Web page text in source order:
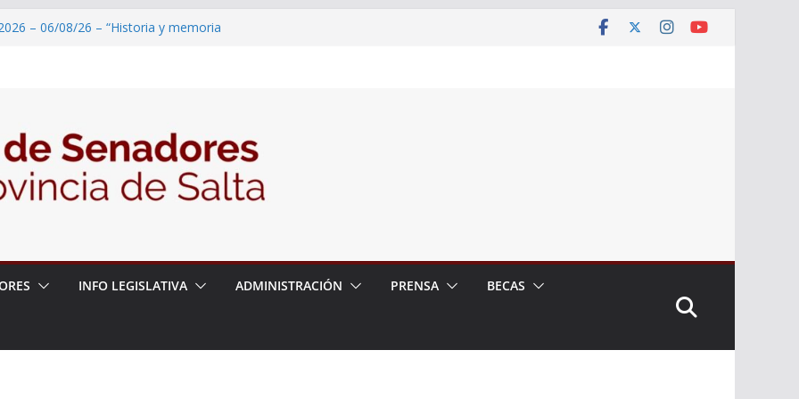
– 06/08/26 – “Historia y memoria
– 06/08/26 – Presentación del libro
del Dr. Víctor Alfredo Frías
– 06/08/26 – 82° Edición de la Expo
INFO LEGISLATIVA ADMINISTRACIÓN PRENSA BECAS